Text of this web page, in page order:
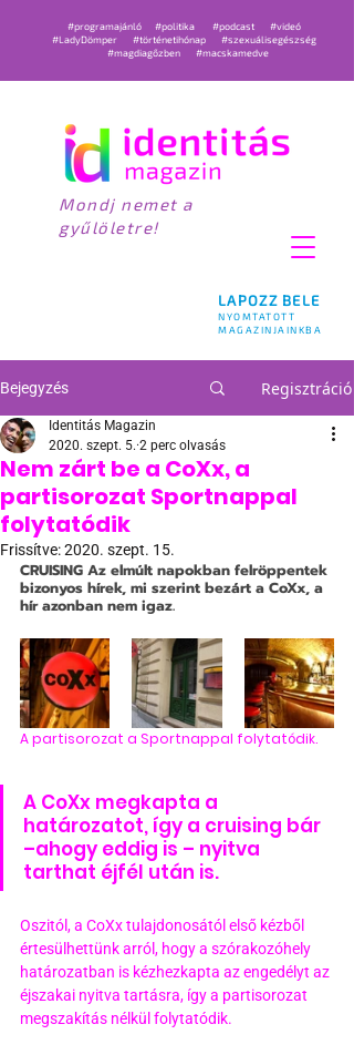
LAPOZZ BELE
NYOMTATOTT
MAGAZINJAINKBA
#programajánló #politika #podcast
#videó
#LadyDömper
#történetihónap
#szexuálisegészség
#magdiagőzben
#macskamedve
Mondj nemet a
gyűlöletre!
Bejegyzés Regisztráció
Nem zárt be a CoXx, a
partisorozat Sportnappal
folytatódik
Identitás Magazin
2020. szept. 5. 2 perc olvasás
Frissítve:2020. szept. 15.
CRUISING Az elmúlt napokban felröppentek
bizonyos hírek, mi szerint bezárt a CoXx, a
hír azonban nem igaz.
A partisorozat a Sportnappal folytatódik.
A CoXx megkapta a
határozatot, így a cruising bár
–ahogy eddig is – nyitva
tarthat éjfél után is.
Oszitól, a CoXx tulajdonosától első kézből
értesülhettünk arról, hogy a szórakozóhely
határozatban is kézhezkapta az engedélyt az
éjszakai nyitva tartásra, így a partisorozat
megszakítás nélkül folytatódik.